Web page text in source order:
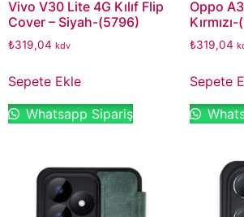
Vivo V30 Lite 4G Kılıf Flip
Cover – Siyah-(5796)
₺319,04 kdv
Sepete Ekle
Whatsapp Sipariş
Oppo
₺319,04
Sepete